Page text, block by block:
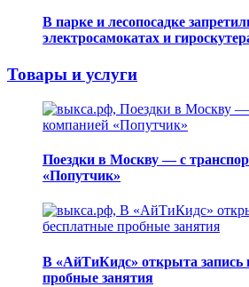
В парке и лесопосадке
электросамокатах и
Товары и услуги
Поездки в Москву — с
«Попутчик»
В «АйТиКидс» открыта запись
пробные занятия